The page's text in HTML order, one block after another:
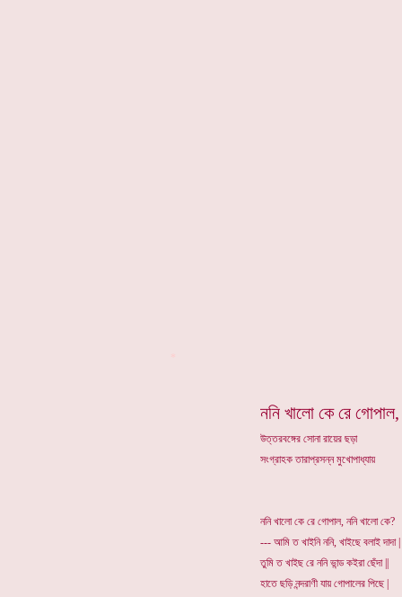
ননি খালো কে রে
উত্তরবঙ্গের সোনা রায়ের ছড়া
সংগ্রাহক তারাপ্রসন্ন মুখোপাধ্যায়
ননি খালো কে রে গোপাল, ননি খালো কে?
--- আমি ত খাইনি ননি, খাইছে বলাই দাদা |
তুমি ত খাইছ রে ননি ভান্ড কইরা ছেঁদা ||
হাতে ছড়ি নন্দরাণী যায় গোপালের পিছে |